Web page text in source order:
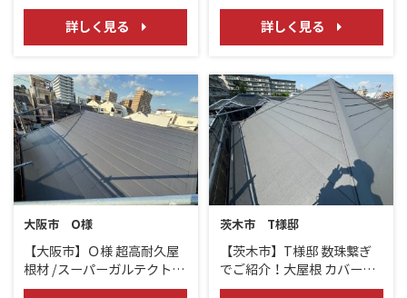
壁 ガルテクト サイディング/
アイジ－詳しく見る
スの外壁塗装リフォーム/パ
ーフェクトトップ
詳しく見る
大阪市 O様
【大阪市】Ｏ様 超高耐久屋
根材 /スーパーガルテクトフ
ッ素
茨木市 T様邸
【茨木市】T様邸 数珠繋ぎ
でご紹介！大屋根 カバー工
法で断熱！/ スーパーガルテ